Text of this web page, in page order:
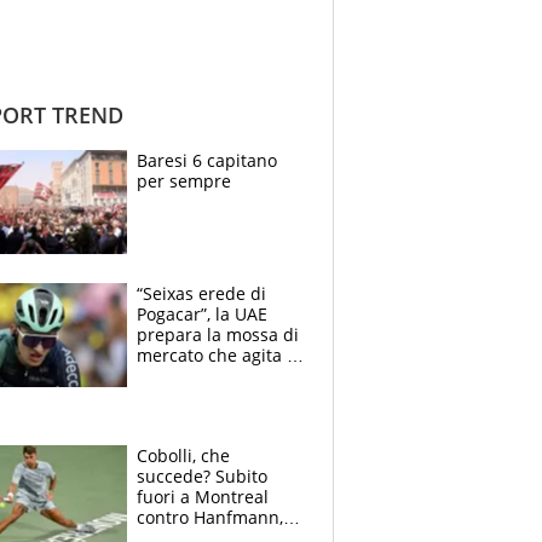
TREND
Baresi 6 capitano
per sempre
“Seixas erede di
Pogacar”, la UAE
prepara la mossa di
mercato che agita la
Cobolli, che
succede? Subito
fuori a Montreal
contro Hanfmann,